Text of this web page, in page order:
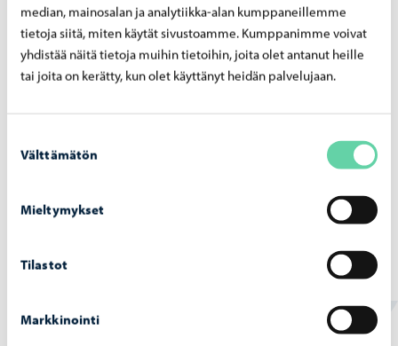
median, mainosalan ja analytiikka-alan kumppaneillemme
tietoja siitä, miten käytät sivustoamme. Kumppanimme voivat
yhdistää näitä tietoja muihin tietoihin, joita olet antanut heille
tai joita on kerätty, kun olet käyttänyt heidän palvelujaan.
valinta
Välttämätön
Mieltymykset
Tilastot
Markkinointi
Porvoon vesi -07.07.2026
Rank­ka­sa­teet ovat ai­heut­ta­neet yli­vuo­to­ja
Porvoon vesi
ete­ne­vät